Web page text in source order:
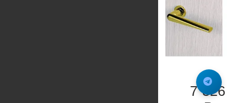
7`326